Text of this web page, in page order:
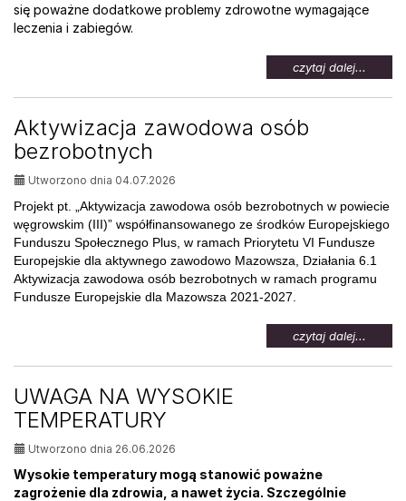
się poważne dodatkowe problemy zdrowotne wymagające
leczenia i zabiegów.
czytaj dalej...
temat:
Pomoc
Aktywizacja zawodowa osób
bezrobotnych
Utworzono dnia 04.07.2026
Projekt pt. „Aktywizacja zawodowa osób bezrobotnych w powiecie
węgrowskim (III)” współfinansowanego ze środków Europejskiego
Funduszu Społecznego Plus, w ramach Priorytetu VI Fundusze
Europejskie dla aktywnego zawodowo Mazowsza, Działania 6.1
Aktywizacja zawodowa osób bezrobotnych w ramach programu
Fundusze Europejskie dla Mazowsza 2021-2027.
czytaj dalej...
temat:
UWAGA NA WYSOKIE
TEMPERATURY
Utworzono dnia 26.06.2026
Wysokie temperatury mogą stanowić poważne
zagrożenie dla zdrowia, a nawet życia. Szczególnie